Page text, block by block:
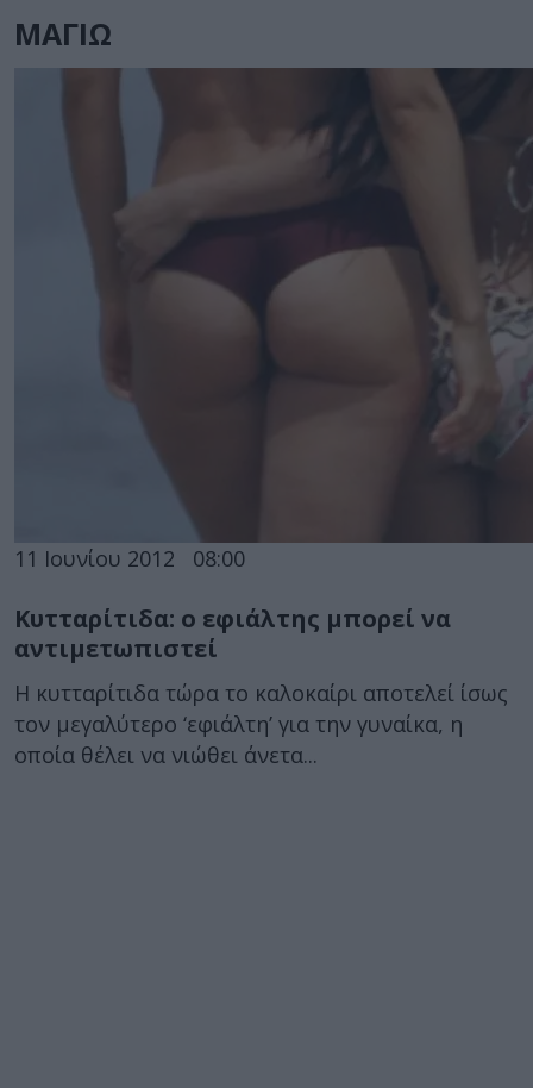
ΜΑΓΙΩ
11 Ιουνίου 2012 08:00
Κυτταρίτιδα: ο εφιάλτης μπορεί να
αντιμετωπιστεί
Η κυτταρίτιδα τώρα το καλοκαίρι αποτελεί ίσως
τον μεγαλύτερο ‘εφιάλτη’ για την γυναίκα, η
οποία θέλει να νιώθει άνετα...